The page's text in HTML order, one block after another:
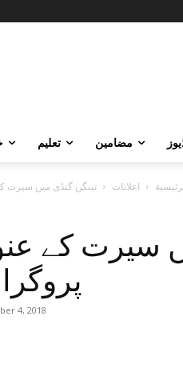
تعلیم مضامین
اعلانات تینگن گنڈی میں سیرت کے
سیرت کے
4, 2018